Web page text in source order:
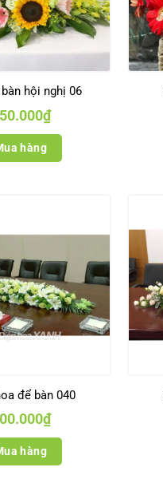
hội nghị 06
₫
hàng
để bàn 040
₫
hàng